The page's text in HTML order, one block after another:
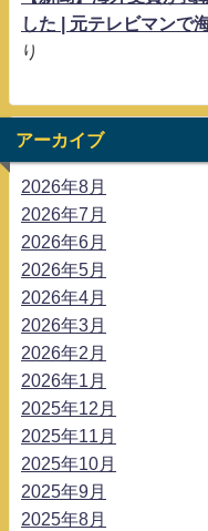
した | 元テレビマンで
り
アーカイブ
2026年8月
2026年7月
2026年6月
2026年5月
2026年4月
2026年3月
2026年2月
2026年1月
2025年12月
2025年11月
2025年10月
2025年9月
2025年8月